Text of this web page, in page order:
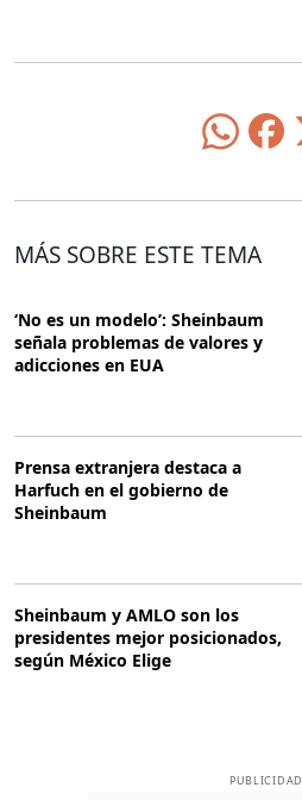
MÁS SOBRE ESTE TEMA
‘No es un modelo’: Sheinbaum
señala problemas de valores y
adicciones en EUA
Prensa extranjera destaca a
Harfuch en el gobierno de
Sheinbaum
Sheinbaum y AMLO son los
presidentes mejor posicionados,
según México Elige
PUBLICIDAD